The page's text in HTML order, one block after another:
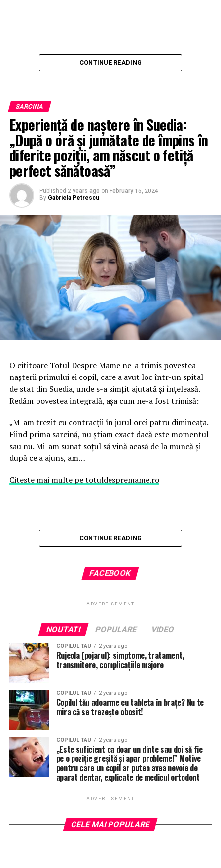
CONTINUE READING
SARCINA
Experiență de naștere în Suedia:
„După o oră și jumătate de împins în
diferite poziții, am născut o fetiță
perfect sănătoasă”
Published 2 years ago on February 15, 2024
By Gabriela Petrescu
O cititoare Totul Despre Mame ne-a trimis povestea
nașterii primului ei copil, care a avut loc într-un spital
de stat din Suedia, unde s-a simțit ajutată și înțeleasă.
Redăm povestea integrală, așa cum ne-a fost trimisă:
„M-am trezit cu contracții în jurul orei patru dimineața.
Fiind prima sarcină, nu știam exact dacă este momentul
sau nu. Mi-am sunat soțul să vină acasă de la muncă și
după ce a ajuns, am…
Citeste mai multe pe totuldespremame.ro
CONTINUE READING
FACEBOOK
ADVERTISEMENT
NOUTATI POPULARE VIDEO
COPILUL TAU 2 years ago
Rujeola (pojarul): simptome, tratament,
transmitere, complicațiile majore
COPILUL TAU 2 years ago
Copilul tău adoarme cu tableta în brațe? Nu te
mira că se trezește obosit!
COPILUL TAU 2 years ago
„Este suficient ca doar un dinte sau doi să fie
pe o poziție greșită și apar probleme!” Motive
pentru care un copil ar putea avea nevoie de
aparat dentar, explicate de medicul ortodont
ADVERTISEMENT
CELE MAI POPULARE